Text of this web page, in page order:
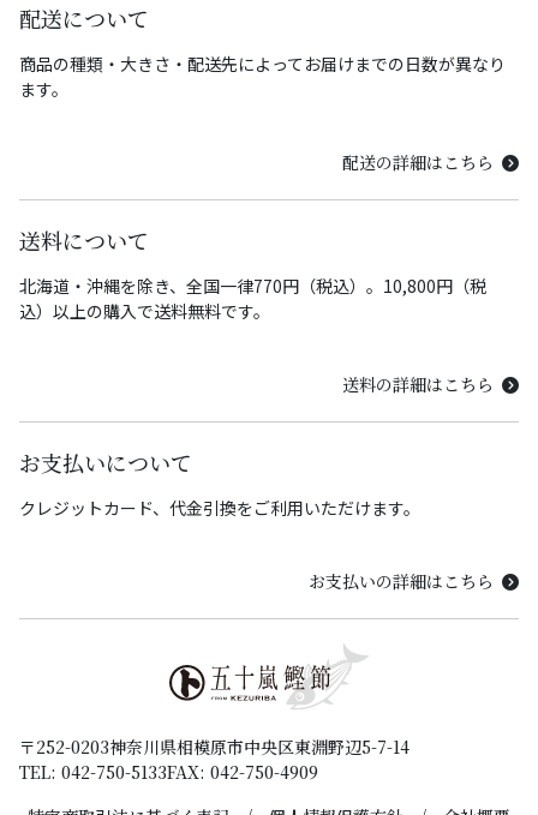
配送について
商品の種類・大きさ・配送先によってお届けまでの日数が異なり
ます。
配送の詳細はこちら
送料について
北海道・沖縄を除き、全国一律770円（税込）。10,800円（税
込）以上の購入で送料無料です。
送料の詳細はこちら
お支払いについて
クレジットカード、代金引換をご利用いただけます。
お支払いの詳細はこちら
〒252-0203神奈川県相模原市中央区東淵野辺5-7-14
TEL: 042-750-5133FAX: 042-750-4909